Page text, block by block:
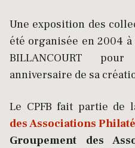
Une exposition des
été organisée en 2004 à
BILLANCOURT
anniversaire de sa
Le CPFB fait partie de
des Associations
Groupement des